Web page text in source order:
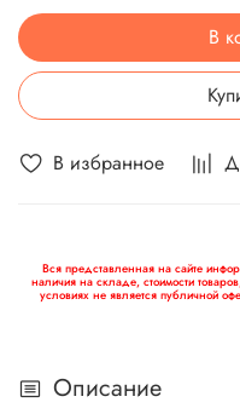
В избранное
В
Вся представленная на сайте
наличия на складе, стоимости
условиях не является публичной
Описание